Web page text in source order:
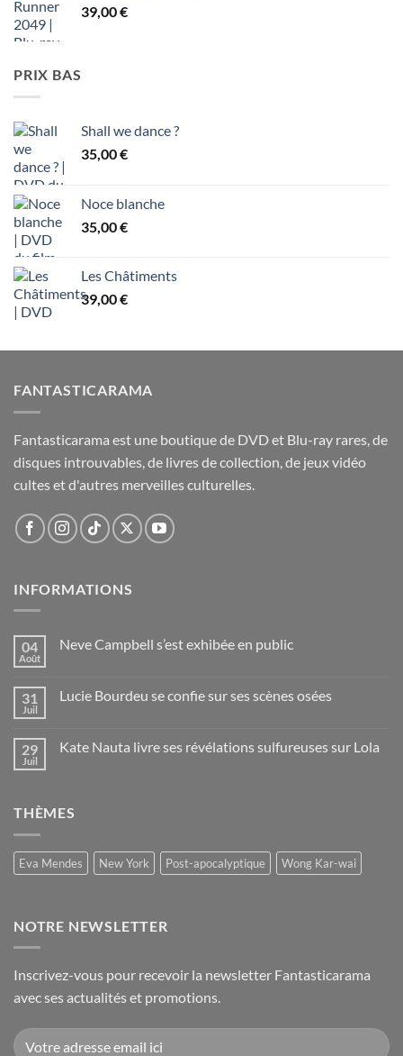
39,00€
PRIX BAS
Shall we dance ?
35,00€
Noce blanche
35,00€
Les Châtiments
39,00€
FANTASTICARAMA
Fantasticarama est une boutique de DVD et Blu-ray rares, de
disques introuvables, de livres de collection, de jeux vidéo
cultes et d'autres merveilles culturelles.
INFORMATIONS
04
Août
Neve Campbell s’est exhibée en public
31
Juil
Lucie Bourdeu se confie sur ses scènes osées
29
Juil
Kate Nauta livre ses révélations sulfureuses sur Lola
THÈMES
Eva Mendes New York Post-apocalyptique Wong Kar-wai
NOTRE NEWSLETTER
Inscrivez-vous pour recevoir la newsletter Fantasticarama
avec ses actualités et promotions.